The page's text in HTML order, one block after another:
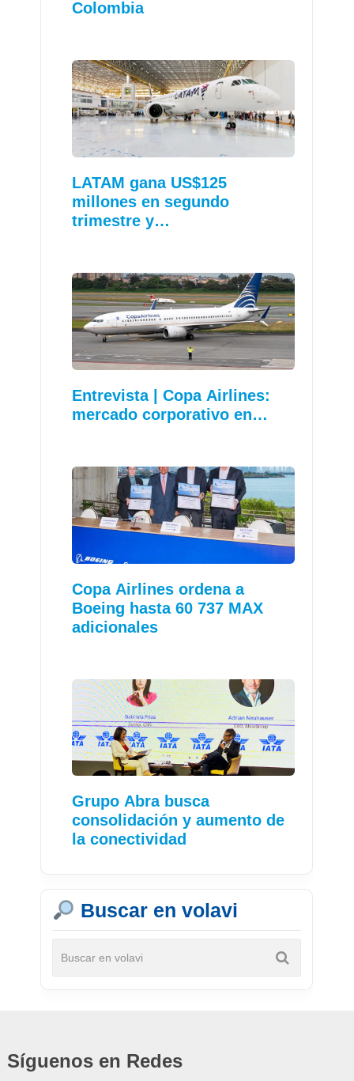
Colombia
LATAM gana US$125
millones en segundo
trimestre y…
Entrevista | Copa Airlines:
mercado corporativo en…
Copa Airlines ordena a
Boeing hasta 60 737 MAX
adicionales
Grupo Abra busca
consolidación y aumento de
la conectividad
Buscar en volavi
Síguenos en Redes